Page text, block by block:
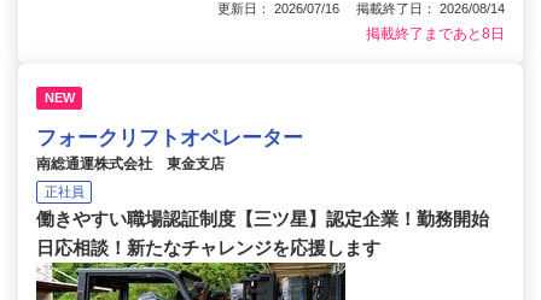
更新日： 2026/07/16 掲載終了日： 2026/08/14
掲載終了まであと8日
NEW
フォークリフトオペレーター
南総通運株式会社 東金支店
正社員
働きやすい職場認証制度【三ツ星】認定企業！勤務開始
日応相談！新たなチャレンジを応援します